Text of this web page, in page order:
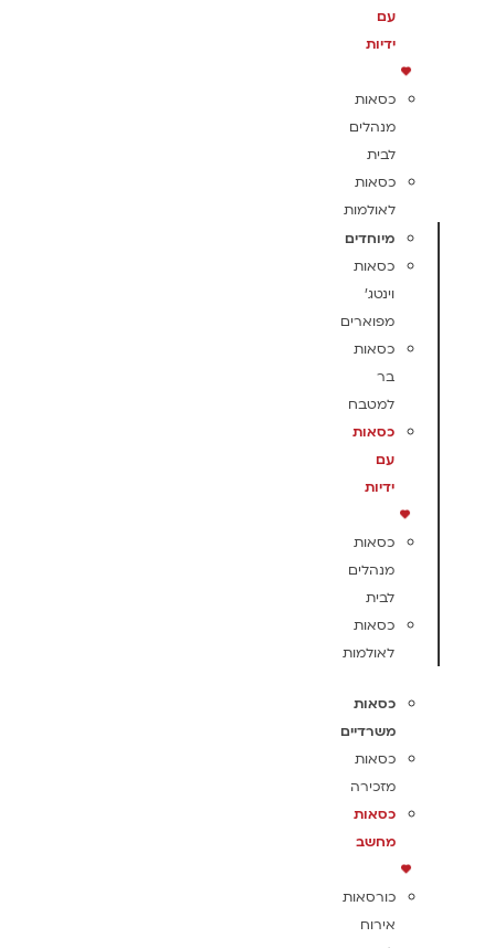
עם
ידיות
כסאות
מנהלים
לבית
כסאות
לאולמות
מיוחדים
כסאות
וינטג'
מפוארים
כסאות
בר
למטבח
כסאות
עם
ידיות
כסאות
מנהלים
לבית
כסאות
לאולמות
כסאות
משרדיים
כסאות
מזכירה
כסאות
מחשב
כורסאות
אירוח